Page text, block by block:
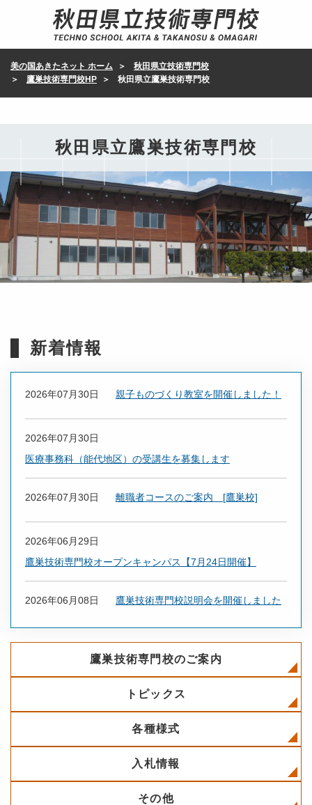
美の国あきたネット ホーム
秋田県立技術専門校
鷹巣技術専門校HP
秋田県立鷹巣技術専門校
秋田県立鷹巣技術専門校
新着情報
2026年07月30日 親子ものづくり教室を開催しました！
2026年07月30日
医療事務科（能代地区）の受講生を募集します
2026年07月30日 離職者コースのご案内 [鷹巣校]
2026年06月29日
鷹巣技術専門校オープンキャンパス【7月24日開催】
2026年06月08日 鷹巣技術専門校説明会を開催しました
鷹巣技術専門校のご案内
トピックス
各種様式
入札情報
その他